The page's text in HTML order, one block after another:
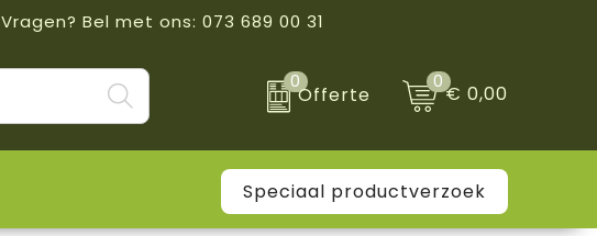
Vragen? Bel met ons: 073 689 00 31
0
Offerte
0€ 0,00
Speciaal productverzoek